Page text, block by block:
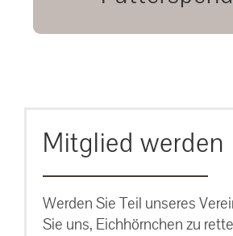
unsere
Mitglied werden
Werden Sie Teil unseres
Sie uns, Eichhörnchen zu